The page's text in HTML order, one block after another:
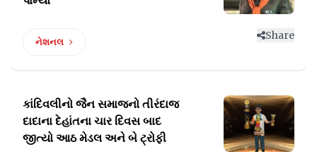
નેશનલ
Share
કાંદિવલીનો જૈન સમાજનો તીરંદાજ
દાદાના દેહાંતના ચાર દિવસ બાદ
જીત્યો આઠ મેડલ અને બે ટ્રોફી